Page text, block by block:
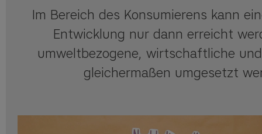
Im Bereich des Konsumierens kann
Entwicklung nur dann erreicht
umweltbezogene, wirtschaftliche
gleichermaßen umgesetzt